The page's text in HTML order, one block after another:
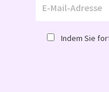
Indem Sie